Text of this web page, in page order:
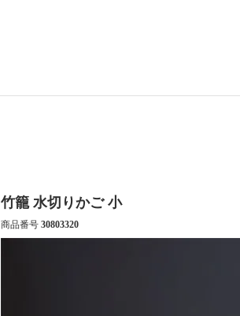
竹籠 水切りかご 小
商品番号 30803320